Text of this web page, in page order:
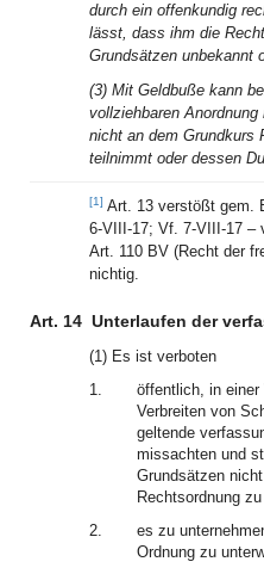
durch ein offenkundig
lässt, dass ihm die
Grundsätzen unbekannt
(3) Mit Geldbuße kann
vollziehbaren
nicht an dem Grundkurs
teilnimmt oder dessen
[1] Art. 13 verstößt gem.
6-VIII-17; Vf. 7-VIII-17 –
Art. 110 BV (Recht der
nichtig.
Art. 14 Unterlaufen der
(1) Es ist verboten
1.
öffentlich, in einer
Verbreiten von
geltende
missachten und
Grundsätzen
Rechtsordnung
2.
es zu
Ordnung zu